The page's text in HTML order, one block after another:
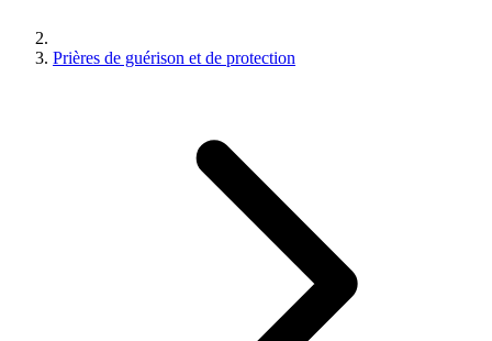
Prières de guérison et de protection